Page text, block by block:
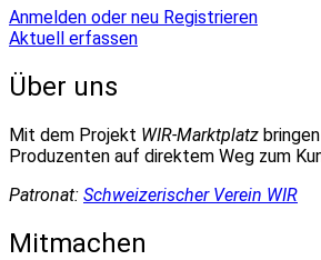
Anmelden oder neu Registrieren
Aktuell erfassen
Über uns
Mit dem Projekt WIR-Marktplatz
Produzenten auf direktem Weg zum
Patronat: Schweizerischer Verein WIR
Mitmachen